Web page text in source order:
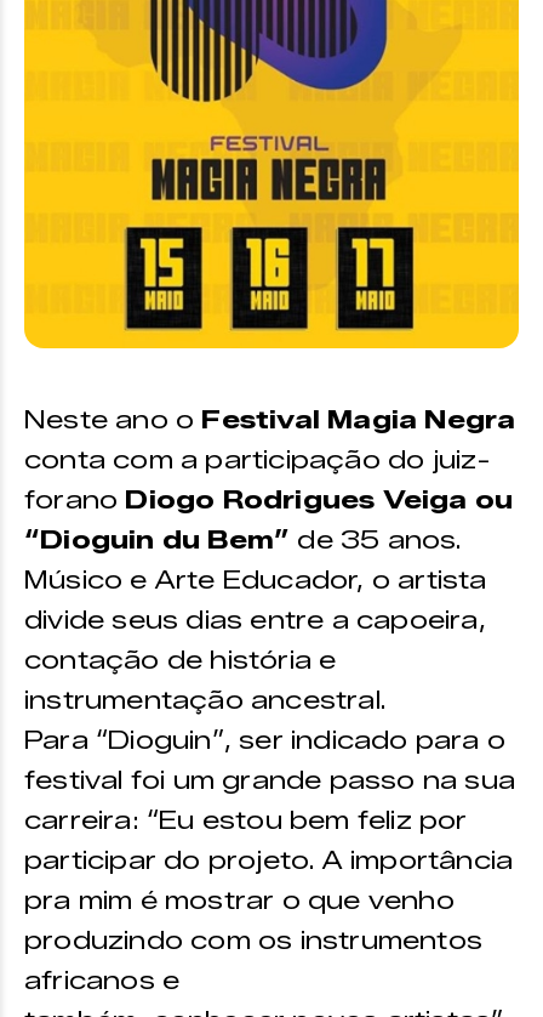
Neste ano o Festival Magia Negra
conta com a participação do juiz-
forano Diogo Rodrigues Veiga ou
“Dioguin du Bem” de 35 anos.
Músico e Arte Educador, o artista
divide seus dias entre a capoeira,
contação de história e
instrumentação ancestral.
Para “Dioguin”, ser indicado para o
festival foi um grande passo na sua
carreira: “Eu estou bem feliz por
participar do projeto. A importância
pra mim é mostrar o que venho
produzindo com os instrumentos
africanos e